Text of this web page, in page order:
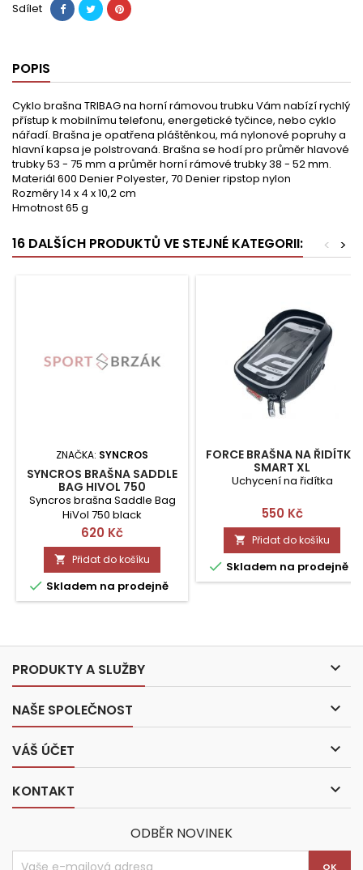
Sdílet
POPIS
Cyklo brašna TRIBAG na horní rámovou trubku Vám nabízí rychlý
přístup k mobilnímu telefonu, energetické tyčince, nebo cyklo
nářadí. Brašna je opatřena pláštěnkou, má nylonové popruhy a
hlavní kapsa je polstrovaná. Brašna se hodí pro průměr hlavové
trubky 53 - 75 mm a průměr horní rámové trubky 38 - 52 mm.
Materiál 600 Denier Polyester, 70 Denier ripstop nylon
Rozměry 14 x 4 x 10,2 cm
Hmotnost 65 g
16 DALŠÍCH PRODUKTŮ VE STEJNÉ KATEGORII: >
<
ZNAČKA: SYNCROS
SYNCROS BRAŠNA SADDLE
BAG HIVOL 750
Syncros brašna Saddle Bag
HiVol 750 black
Cena
620 Kč
 Přidat do košíku
 Skladem na prodejně
FORCE BRAŠNA NA ŘIDÍTKA
SMART XL
Uchycení na řidítka
Cena
550 Kč
 Přidat do košíku
 Skladem na prodejně
PRODUKTY A SLUŽBY 
NAŠE SPOLEČNOST 
VÁŠ ÚČET 
KONTAKT 
ODBĚR NOVINEK